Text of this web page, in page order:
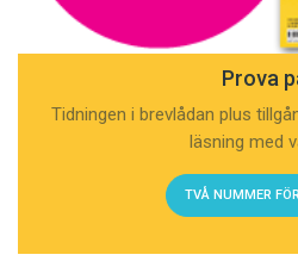
Prova
Tidningen i brevlådan plus
läsning med
TVÅ NUMMER